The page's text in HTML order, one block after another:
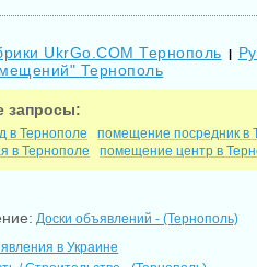
UkrGo.COM Тернополь |
Тернополь
запросы:
в Тернополе помещение посредник в
в Тернополе
помещение центр в
Доски объявлений - (Тернополь)
в Украине